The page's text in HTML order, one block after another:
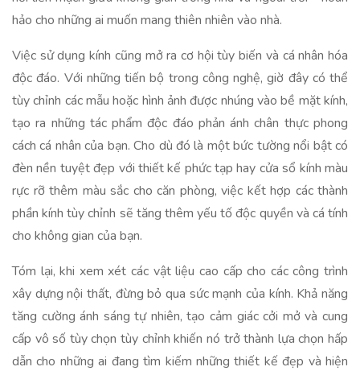
hảo cho những ai muốn mang thiên nhiên vào nhà.
Việc sử dụng kính cũng mở ra cơ hội tùy biến và cá nhân hóa
độc đáo. Với những tiến bộ trong công nghệ, giờ đây có thể
tùy chỉnh các mẫu hoặc hình ảnh được nhúng vào bề mặt kính,
tạo ra những tác phẩm độc đáo phản ánh chân thực phong
cách cá nhân của bạn. Cho dù đó là một bức tường nổi bật có
đèn nền tuyệt đẹp với thiết kế phức tạp hay cửa sổ kính màu
rực rỡ thêm màu sắc cho căn phòng, việc kết hợp các thành
phần kính tùy chỉnh sẽ tăng thêm yếu tố độc quyền và cá tính
cho không gian của bạn.
Tóm lại, khi xem xét các vật liệu cao cấp cho các công trình
xây dựng nội thất, đừng bỏ qua sức mạnh của kính. Khả năng
tăng cường ánh sáng tự nhiên, tạo cảm giác cởi mở và cung
cấp vô số tùy chọn tùy chỉnh khiến nó trở thành lựa chọn hấp
dẫn cho những ai đang tìm kiếm những thiết kế đẹp và hiện